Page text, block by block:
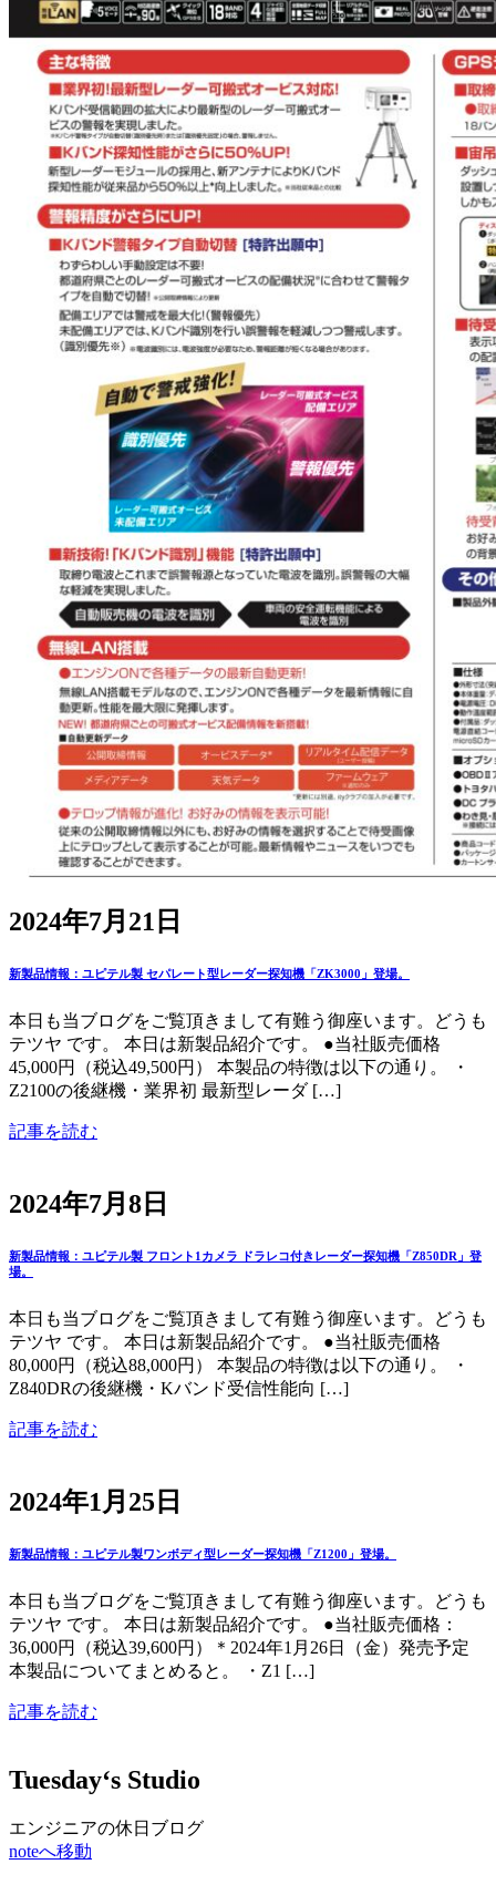
2024年7月21日
新製品情報：ユピテル製 セパレート型レーダー探知機「ZK3000」登場。
本日も当ブログをご覧頂きまして有難う御座います。どうも
テツヤ です。 本日は新製品紹介です。 ●当社販売価格
45,000円（税込49,500円） 本製品の特徴は以下の通り。 ・
Z2100の後継機・業界初 最新型レーダ […]
記事を読む
2024年7月8日
新製品情報：ユピテル製 フロント1カメラ ドラレコ付きレーダー探知機「Z850DR」登
場。
本日も当ブログをご覧頂きまして有難う御座います。どうも
テツヤ です。 本日は新製品紹介です。 ●当社販売価格
80,000円（税込88,000円） 本製品の特徴は以下の通り。 ・
Z840DRの後継機・Kバンド受信性能向 […]
記事を読む
2024年1月25日
新製品情報：ユピテル製ワンボディ型レーダー探知機「Z1200」登場。
本日も当ブログをご覧頂きまして有難う御座います。どうも
テツヤ です。 本日は新製品紹介です。 ●当社販売価格：
36,000円（税込39,600円）＊2024年1月26日（金）発売予定
本製品についてまとめると。 ・Z1 […]
記事を読む
Tuesday‘s Studio
エンジニアの休日ブログ
noteへ移動